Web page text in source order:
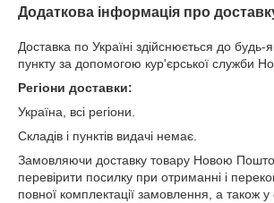
Додаткова інформація про
Доставка по Україні здійснюється до будь-
пункту за допомогою кур'єрської служби
Регіони доставки:
Україна, всі регіони.
Складів і пунктів видачі немає.
Замовляючи доставку товару Новою
перевірити посилку при отриманні і
повної комплектації замовлення, а також у